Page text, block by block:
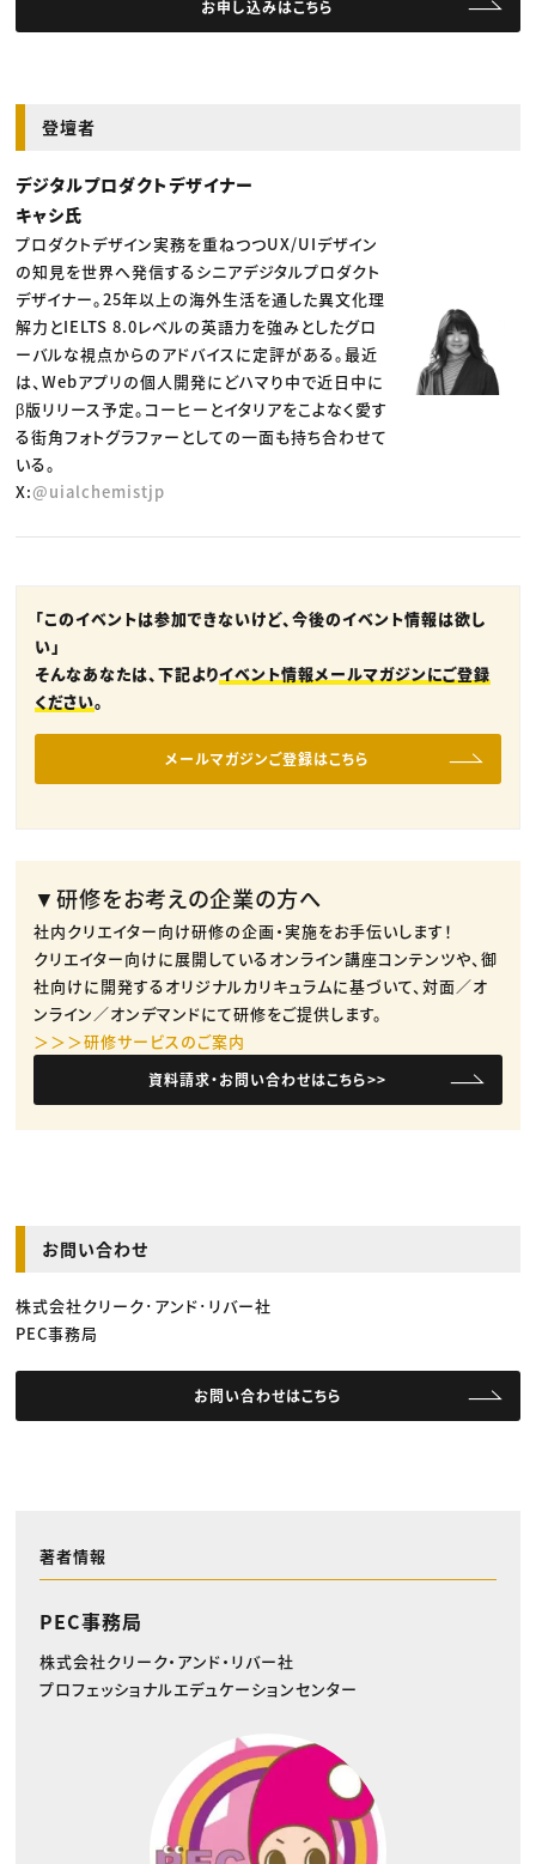
お申し込みはこちら
登壇者
デジタルプロダクトデザイナー
キャシ氏
プロダクトデザイン実務を重ねつつUX/UIデザイン
の知見を世界へ発信するシニアデジタルプロダクト
デザイナー。25年以上の海外生活を通した異文化理
解力とIELTS 8.0レベルの英語力を強みとしたグロ
ーバルな視点からのアドバイスに定評がある。最近
は、Webアプリの個人開発にどハマり中で近日中に
β版リリース予定。コーヒーとイタリアをこよなく愛す
る街角フォトグラファーとしての一面も持ち合わせて
いる。
X:@uialchemistjp
「このイベントは参加できないけど、今後のイベント情報は欲し
い」
そんなあなたは、下記よりイベント情報メールマガジンにご登録
ください。
メールマガジンご登録はこちら
▼研修をお考えの企業の方へ
社内クリエイター向け研修の企画・実施をお手伝いします！
クリエイター向けに展開しているオンライン講座コンテンツや、御
社向けに開発するオリジナルカリキュラムに基づいて、対面／オ
ンライン／オンデマンドにて研修をご提供します。
＞＞＞研修サービスのご案内
資料請求・お問い合わせはこちら>>
お問い合わせ
株式会社クリーク･アンド･リバー社
PEC事務局
お問い合わせはこちら
著者情報
PEC事務局
株式会社クリーク・アンド・リバー社
プロフェッショナルエデュケーションセンター